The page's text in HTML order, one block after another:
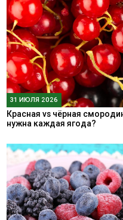
31 ИЮЛЯ 2026
Красная vs чёрная
нужна каждая ягода?